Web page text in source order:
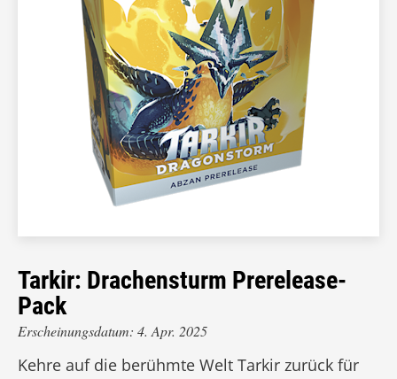
Tarkir: Drachensturm Prerelease-
Pack
Erscheinungsdatum: 4. Apr. 2025
Kehre auf die berühmte Welt Tarkir zurück für